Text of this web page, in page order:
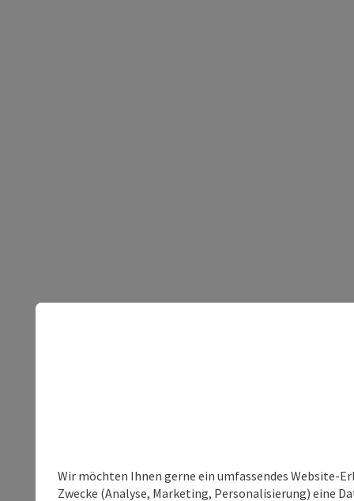
Wir möchten Ihnen gerne ein umfassendes Website-
Zwecke (Analyse, Marketing, Personalisierung) eine